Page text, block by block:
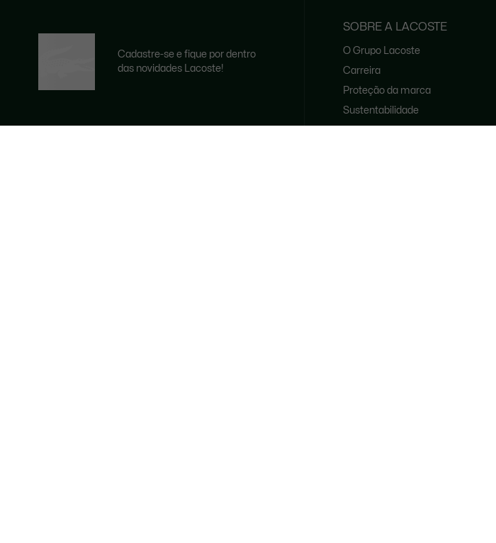
Cadastre-se e fique por dentro
das novidades Lacoste!
SOBRE A LACOSTE
O Grupo Lacoste
Carreira
Proteção da marca
Sustentabilidade